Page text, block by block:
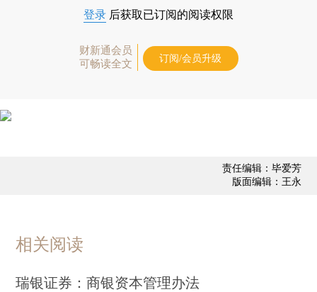
登录 后获取已订阅的阅读权限
财新通会员
可畅读全文
订阅/会员升级
责任编辑：毕爱芳
版面编辑：王永
相关阅读
瑞银证券：商银资本管理办法